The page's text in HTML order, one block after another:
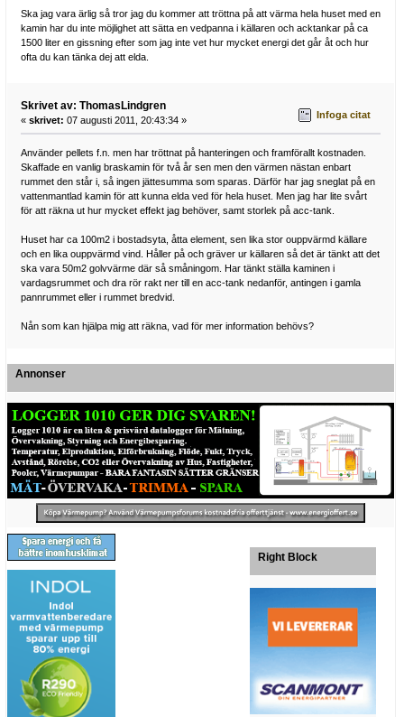
Ska jag vara ärlig så tror jag du kommer att tröttna på att värma hela huset med en
kamin har du inte möjlighet att sätta en vedpanna i källaren och acktankar på ca
1500 liter en gissning efter som jag inte vet hur mycket energi det går åt och hur
ofta du kan tänka dej att elda.
Skrivet av: ThomasLindgren
« skrivet: 07 augusti 2011, 20:43:34 » Infoga citat
Använder pellets f.n. men har tröttnat på hanteringen och framförallt kostnaden.
Skaffade en vanlig braskamin för två år sen men den värmen nästan enbart
rummet den står i, så ingen jättesumma som sparas. Därför har jag sneglat på en
vattenmantlad kamin för att kunna elda ved för hela huset. Men jag har lite svårt
för att räkna ut hur mycket effekt jag behöver, samt storlek på acc-tank.
Huset har ca 100m2 i bostadsyta, åtta element, sen lika stor ouppvärmd källare
och en lika ouppvärmd vind. Håller på och gräver ur källaren så det är tänkt att det
ska vara 50m2 golvvärme där så småningom. Har tänkt ställa kaminen i
vardagsrummet och dra rör rakt ner till en acc-tank nedanför, antingen i gamla
pannrummet eller i rummet bredvid.
Nån som kan hjälpa mig att räkna, vad för mer information behövs?
Annonser
Right Block